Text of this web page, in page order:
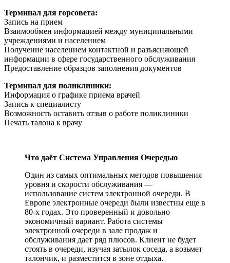
Терминал для горсовета:
Запись на прием
Взаимообмен информацией между муниципальными
учреждениями и населением
Получение населением контактной и разъясняющей
информации в сфере государственного обслуживания
Предоставление образцов заполнения документов
Терминал для поликлиники:
Информация о графике приема врачей
Запись к специалисту
Возможность оставить отзыв о работе поликлиники
Печать талона к врачу
Что даёт Система Управления Очередью
Один из самых оптимальных методов повышения
уровня и скорости обслуживания —
использование систем электронной очереди. В
Европе электронные очереди были известны еще в
80-х годах. Это проверенный и довольно
экономичный вариант. Работа системы
электронной очереди в зале продаж и
обслуживания дает ряд плюсов. Клиент не будет
стоять в очереди, изучая затылок соседа, а возьмет
талончик, и разместится в зоне отдыха.